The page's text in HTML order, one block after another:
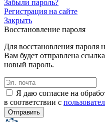
Забыли пароль?
Регистрация на сайте
Закрыть
Восстановление пароля
Для восстановления пароля
Вам будет отправлена
новый пароль.
Я даю согласие на
в соответствии с